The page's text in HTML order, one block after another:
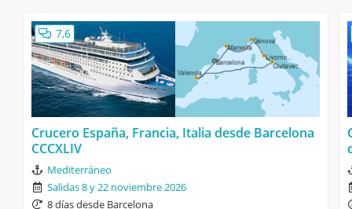
7,6
Crucero España, Francia, Italia desde Barcelona
CCCXLIV
Mediterráneo
Salidas 8 y 22 noviembre 2026
8 días desde Barcelona